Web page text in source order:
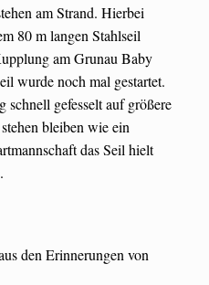
am Strand. Hierbei
80 m langen Stahlseil
am Grunau Baby
wurde noch mal gestartet.
schnell gefesselt auf größere
bleiben wie ein
das Seil hielt
den Erinnerungen von